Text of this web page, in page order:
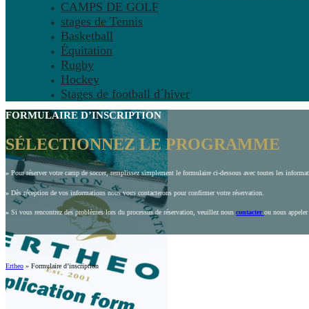
CAMPS DE GOLF
stages de Tennis
Basketball
Équitation
Rugby
Hockey
Stages de football d´hiver
FORMULAIRE D’INSCRIPTION
SÉLECTIONNEZ LE PROGRAMME
» Pour réserver votre camp de soccer, remplissez simplement le formulaire ci-dessous avec toutes les
» Dès réception de vos informations nous vous contacterons pour confirmer votre réservation.
» Si vous rencontrez des problèmes lors du processus de réservation, veuillez nous contacterou nous appeler
Ertheo » Formulaire d’inscription